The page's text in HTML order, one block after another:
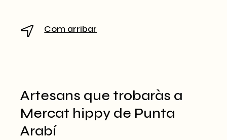
Com arribar
Artesans que trobaràs a
Mercat hippy de Punta
Arabí